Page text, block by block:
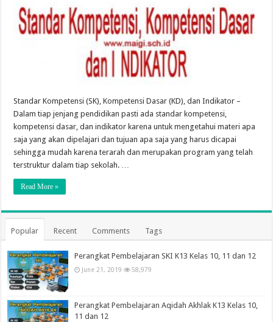
Standar Kompetensi (SK), Kompetensi Dasar (KD), dan Indikator –
Dalam tiap jenjang pendidikan pasti ada standar kompetensi,
kompetensi dasar, dan indikator karena untuk mengetahui materi apa
saja yang akan dipelajari dan tujuan apa saja yang harus dicapai
sehingga mudah karena terarah dan merupakan program yang telah
terstruktur dalam tiap sekolah. …
Read More »
Popular Recent Comments Tags
Perangkat Pembelajaran SKI K13 Kelas 10, 11 dan 12
June 21, 2019 58,979
Perangkat Pembelajaran Aqidah Akhlak K13 Kelas 10,
11 dan 12